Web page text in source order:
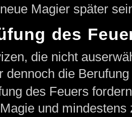
Magier später
des
die nicht
dennoch die
des Feuers
und